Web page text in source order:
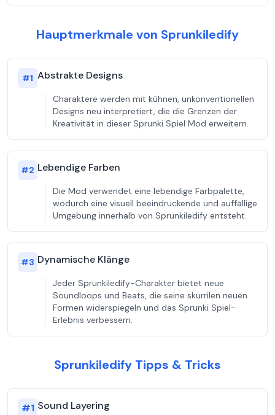
Hauptmerkmale von Sprunkiledify
#1 Abstrakte Designs
Charaktere werden mit kühnen, unkonventionellen
Designs neu interpretiert, die die Grenzen der
Kreativität in dieser Sprunki Spiel Mod erweitern.
#2 Lebendige Farben
Die Mod verwendet eine lebendige Farbpalette,
wodurch eine visuell beeindruckende und auffällige
Umgebung innerhalb von Sprunkiledify entsteht.
#3 Dynamische Klänge
Jeder Sprunkiledify-Charakter bietet neue
Soundloops und Beats, die seine skurrilen neuen
Formen widerspiegeln und das Sprunki Spiel-
Erlebnis verbessern.
Sprunkiledify Tipps & Tricks
#1 Sound Layering